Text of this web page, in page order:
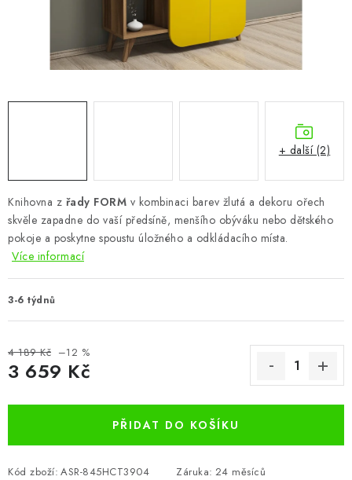
DOPLŇKY A DEKORACE
VÝPRODEJ
Vše o nákupu
Kontakty
Bonusový program NBM+ Blog
Knihovna z řady FORM v kombinaci barev žlutá a dekoru ořech
skvěle zapadne do vaší předsíně, menšího obýváku nebo dětského
pokoje a poskytne spoustu úložného a odkládacího místa.
Více informací
3-6 týdnů
4 189 Kč –12 %
3 659 Kč
PŘIDAT DO KOŠÍKU
Kód zboží: ASR-845HCT3904 Záruka: 24 měsíců
+ další (2)